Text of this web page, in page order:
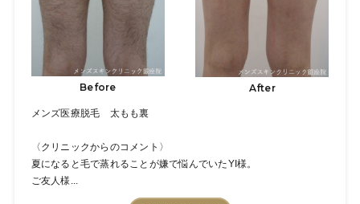
Before After
メンズ医療脱毛 太もも裏
〈クリニックからのコメント〉
夏になると毛で蒸れることが嫌で悩んでいたYI様。
ご友人様...